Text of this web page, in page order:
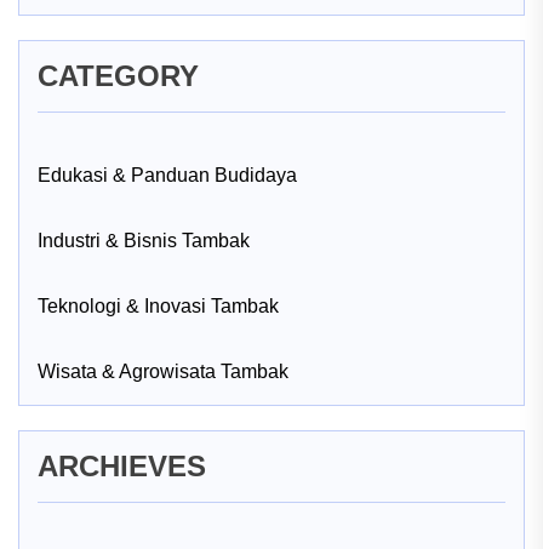
CATEGORY
Edukasi & Panduan Budidaya
Industri & Bisnis Tambak
Teknologi & Inovasi Tambak
Wisata & Agrowisata Tambak
ARCHIEVES